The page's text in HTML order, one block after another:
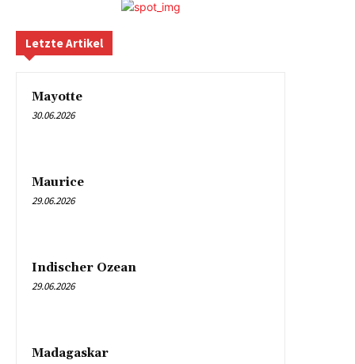
Letzte Artikel
Mayotte
30.06.2026
Maurice
29.06.2026
Indischer Ozean
29.06.2026
Madagaskar